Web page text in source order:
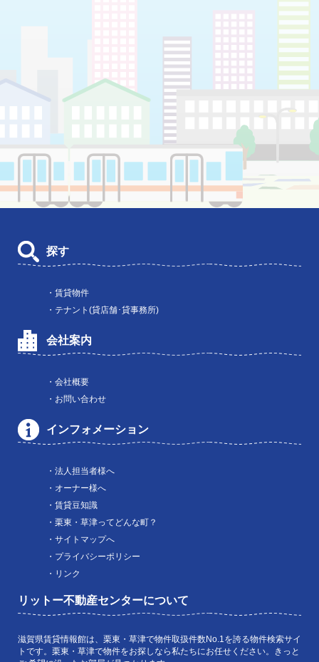
探す
・賃貸物件
・テナント(貸店舗･貸事務所)
会社案内
・会社概要
・お問い合わせ
インフォメーション
・法人担当者様へ
・オーナー様へ
・賃貸豆知識
・栗東・草津ってどんな町？
・サイトマップへ
・プライバシーポリシー
・リンク
リットー不動産センターについて
滋賀県賃貸情報館は、栗東・草津で物件取扱件数No.1を誇る物件検索サイ
トです。栗東・草津で物件をお探しなら私たちにお任せください。きっと